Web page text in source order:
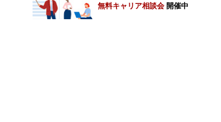
無料キャリア相談会 開催中